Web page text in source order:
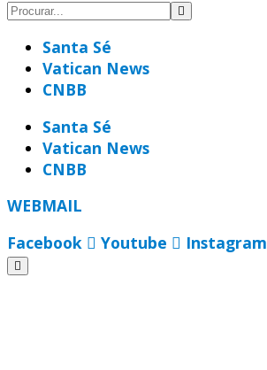
Santa Sé
Vatican News
CNBB
Santa Sé
Vatican News
CNBB
WEBMAIL
Facebook
Youtube Instagram